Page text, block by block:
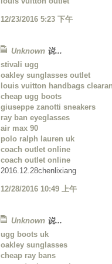
12/23/2016 5:23 下午
Unknown 说...
stivali ugg
oakley sunglasses outlet
louis vuitton handbags
cheap ugg boots
giuseppe zanotti sneakers
ray ban eyeglasses
air max 90
polo ralph lauren uk
coach outlet online
coach outlet online
2016.12.28chenlixiang
12/28/2016 10:49 上午
Unknown 说...
ugg boots uk
oakley sunglasses
cheap ray bans